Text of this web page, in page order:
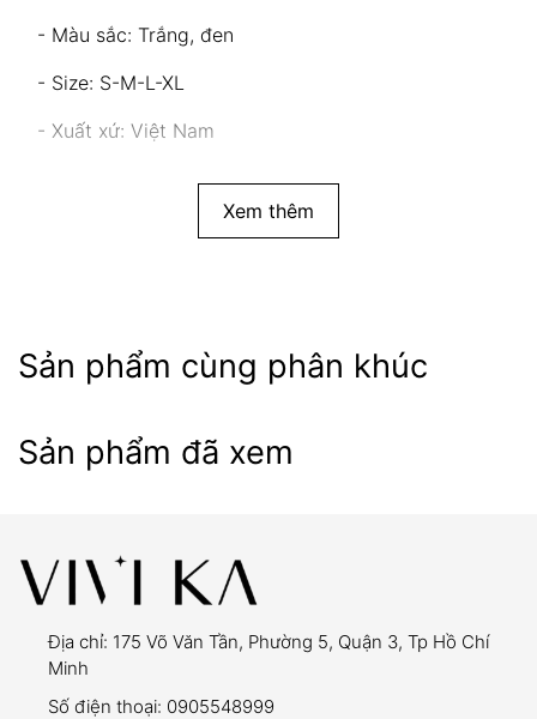
- Màu sắc: Trắng, đen
- Size: S-M-L-XL
- Xuất xứ: Việt Nam
Xem thêm
Sản phẩm cùng phân khúc
Sản phẩm đã xem
Địa chỉ: 175 Võ Văn Tần, Phường 5, Quận 3, Tp Hồ Chí
Minh
Số điện thoại: 0905548999